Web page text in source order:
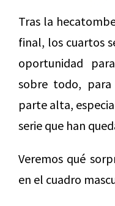
Tras la
final, los cuartos
oportunidad
sobre todo,
parte alta,
serie que han
Veremos qué
en el cuadro